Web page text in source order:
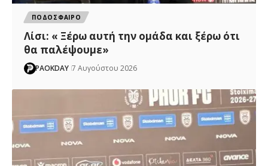
ΠΟΔΟΣΦΑΙΡΟ
Λίσι: « Ξέρω αυτή την ομάδα και ξέρω ότι
θα παλέψουμε»
PAOKDAY 7 Αυγούστου 2026